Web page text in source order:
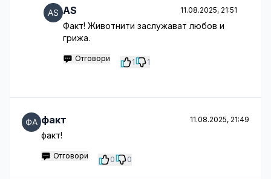
AS 11.08.2025, 21:51
Факт! Животнити заслужават любов и
грижа.
Отговори 1 1
факт 11.08.2025, 21:49
факт!
Отговори 0 0